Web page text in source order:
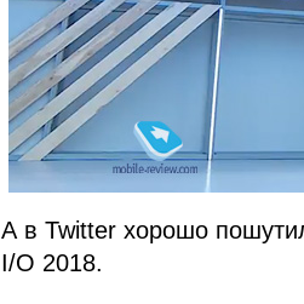
А в Twitter хорошо
I/O 2018.